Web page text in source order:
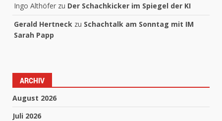
Ingo Althöfer zu Der Schachkicker im Spiegel der KI
Gerald Hertneck zu Schachtalk am Sonntag mit IM
Sarah Papp
ARCHIV
August 2026
Juli 2026